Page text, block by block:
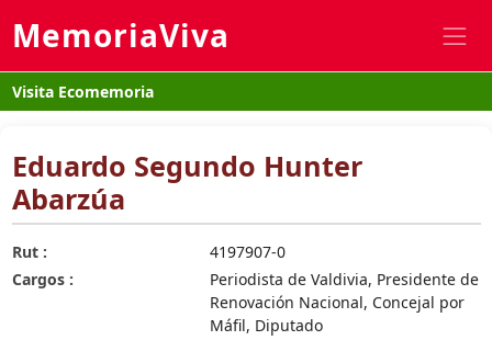
MemoriaViva
Visita Ecomemoria
Eduardo Segundo Hunter
Abarzúa
Rut :
4197907-0
Cargos :
Periodista de Valdivia, Presidente de
Renovación Nacional, Concejal por
Máfil, Diputado